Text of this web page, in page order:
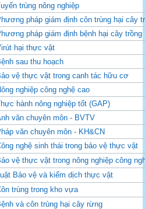
trùng nông nghiệp
pháp giám định côn trùng hại cây
pháp giám định bệnh hại cây trồng
hại thực vật
sau thu hoạch
vệ thực vật trong canh tác hữu cơ
nghiệp công nghệ cao
hành nông nghiệp tốt (GAP)
văn chuyên môn - BVTV
văn chuyên môn - KH&CN
nghệ sinh thái trong bảo vệ thực vật
vệ thực vật trong nông nghiệp công
Luật Bảo vệ và kiểm dịch thực vật
trùng trong kho vựa
và côn trùng hại cây rừng